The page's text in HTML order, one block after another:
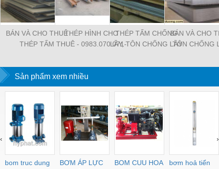
BÁN VÀ CHO THUÊ
THÉP TẤM
THÉP HÌNH CHO
THUÊ - 0983.070.071-
THÉP TẤM CHỐNG
LẦY, TÔN CHỐNG LẦY
0983.070.071 -
BÁN VÀ CHO
TÔN CHỐNG
Sản phẩm xem nhiều
bom truc dung
BƠM ÁP LỰC
BOM CUU HOA
bơm hoả tiển
‹ ›